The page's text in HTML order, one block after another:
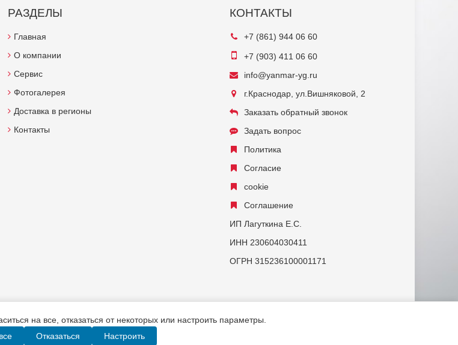
РАЗДЕЛЫ
Главная
О компании
Сервис
Фотогалерея
Доставка в регионы
Контакты
КОНТАКТЫ
+7 (861) 944 06 60
+7 (903) 411 06 60
info@yanmar-yg.ru
г.Краснодар, ул.Вишняковой, 2
Заказать обратный звонок
Задать вопрос
Политика
Согласие
cookie
Соглашение
ИП Лагуткина Е.С.
ИНН 230604030411
ОГРН 315236100001171
на все, отказаться от некоторых или настроить параметры.
Отказаться Настроить